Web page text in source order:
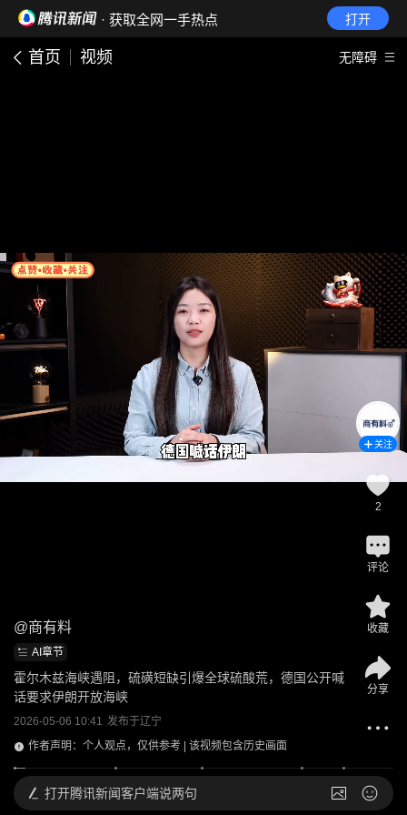
· 获取全网一手热点 打开
首页 视频 无障碍
@商有料
AI章节
霍尔木兹海峡遇阻，硫磺短缺引爆全球硫酸荒，德国公开喊
话要求伊朗开放海峡
2026-05-06 10:41 发布于辽宁
作者声明：个人观点，仅供参考 | 该视频包含历史画面
关注
2
评论
收藏
分享
打开腾讯新闻客户端说两句